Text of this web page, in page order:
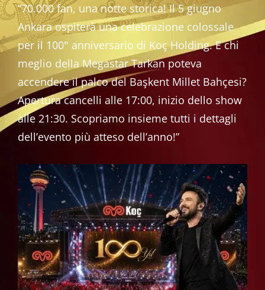
“70.000 fan, una notte storica! Il 5 giugno
Ankara ospiterà una celebrazione colossale
per il 100° anniversario di Koç Holding. E chi
meglio della Megastar Tarkan poteva
accendere il palco del Başkent Millet Bahçesi?
Apertura cancelli alle 17:00, inizio dello show
alle 21:30. Scopriamo insieme tutti i dettagli
dell’evento più atteso dell’anno!”